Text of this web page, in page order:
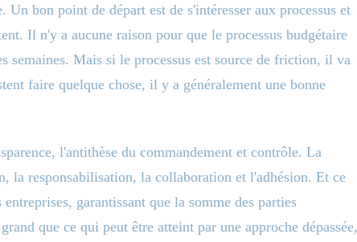
bon point de départ est de s'intéresser aux processus et
Il n'y a aucune raison pour que le processus budgétaire
semaines. Mais si le processus est source de friction, il va
faire quelque chose, il y a généralement une bonne
l'antithèse du commandement et contrôle. La
la responsabilisation, la collaboration et l'adhésion. Et ce
garantissant que la somme des parties
que ce qui peut être atteint par une approche dépassée,